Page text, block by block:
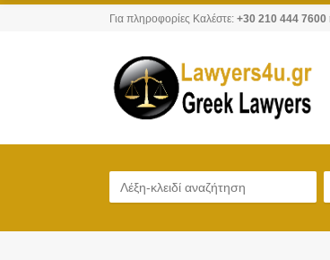
Για πληροφορίες Καλέστε: +30 210 444 7600